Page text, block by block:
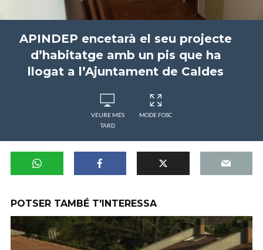
APINDEP encetarà el seu projecte
d’habitatge amb un pis que ha
llogat a l’Ajuntament de Caldes
VEURE MÉS
TARD
MODE FOSC
POTSER TAMBÉ T'INTERESSA